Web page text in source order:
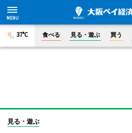
37°C 食べる 見る・遊ぶ 買う
見る・遊ぶ